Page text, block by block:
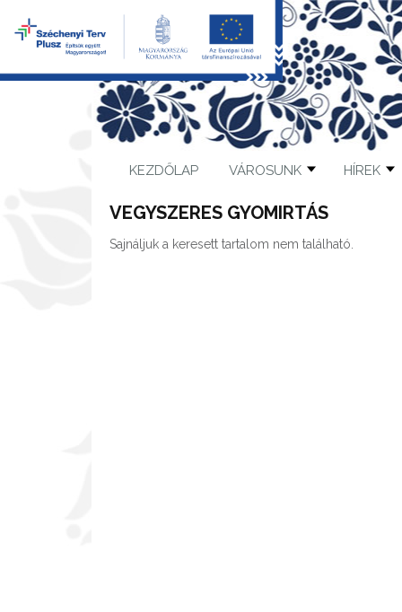
KEZDŐLAP VÁROSUNK HÍREK
VEGYSZERES GYOMIRTÁS
Sajnáljuk a keresett tartalom nem található.